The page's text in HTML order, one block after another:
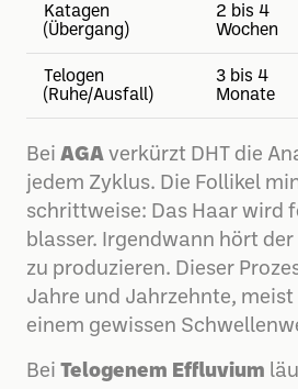
Katagen
(Übergang)
2 bis 4
Wochen
Telogen
(Ruhe/Ausfall)
3 bis 4
Monate
Bei AGA verkürzt DHT die
jedem Zyklus. Die Follikel
schrittweise: Das Haar wird
blasser. Irgendwann hört
zu produzieren. Dieser
Jahre und Jahrzehnte,
einem gewissen
Bei Telogenem Effluvium